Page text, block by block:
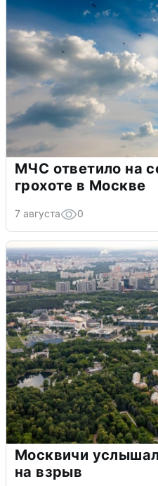
МЧС ответило на
грохоте в Москве
7 августа 0
Москвичи
на взрыв